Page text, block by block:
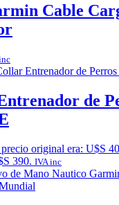
Cable
de
original era: U$S
390. IVA inc